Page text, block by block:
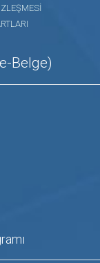
Belge)